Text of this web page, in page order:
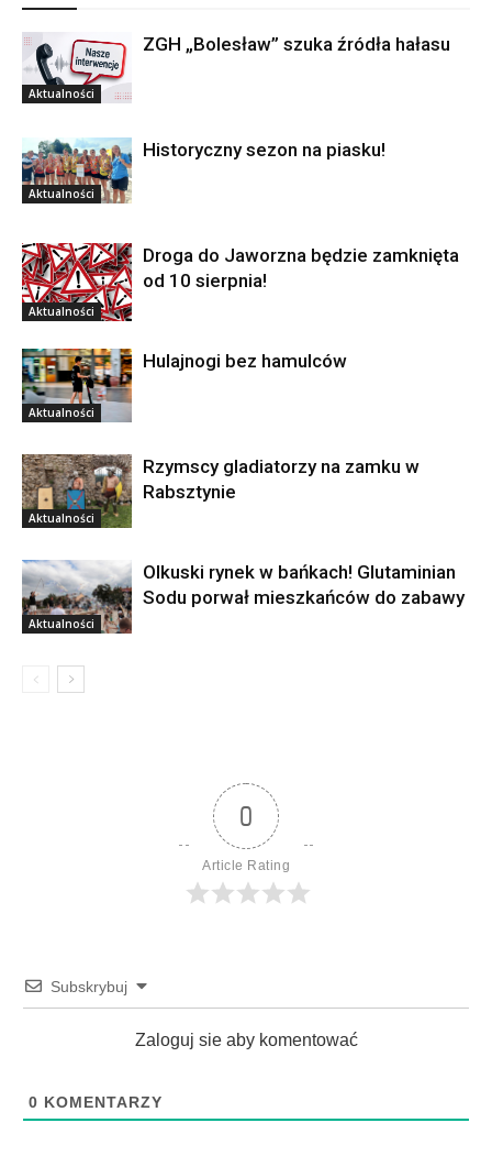
Aktualności
ZGH „Bolesław” szuka źródła hałasu
Aktualności
Historyczny sezon na piasku!
Aktualności
Droga do Jaworzna będzie zamknięta
od 10 sierpnia!
Aktualności
Hulajnogi bez hamulców
Aktualności
Rzymscy gladiatorzy na zamku w
Rabsztynie
Aktualności
Olkuski rynek w bańkach! Glutaminian
Sodu porwał mieszkańców do zabawy
0
Article Rating
Subskrybuj
Zaloguj sie aby komentować
0 KOMENTARZY